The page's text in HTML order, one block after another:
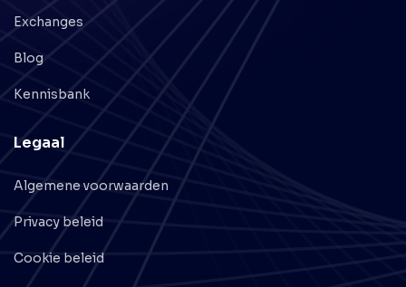
Exchanges
Blog
Kennisbank
Legaal
Algemene voorwaarden
Privacy beleid
Cookie beleid